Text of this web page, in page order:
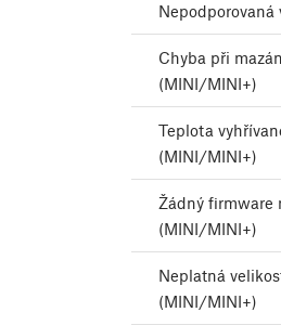
Nepodporovaná
Chyba při
(MINI/MINI+)
Teplota
(MINI/MINI+)
Žádný firmware
(MINI/MINI+)
Neplatná
(MINI/MINI+)